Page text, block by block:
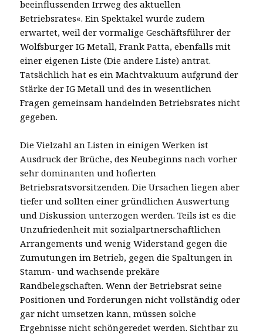
beeinflussenden Irrweg des aktuellen
Betriebsrates«. Ein Spektakel wurde zudem
erwartet, weil der vormalige Geschäftsführer der
Wolfsburger IG Metall, Frank Patta, ebenfalls mit
einer eigenen Liste (Die andere Liste) antrat.
Tatsächlich hat es ein Machtvakuum aufgrund der
Stärke der IG Metall und des in wesentlichen
Fragen gemeinsam handelnden Betriebsrates nicht
gegeben.
Die Vielzahl an Listen in einigen Werken ist
Ausdruck der Brüche, des Neubeginns nach vorher
sehr dominanten und hofierten
Betriebsratsvorsitzenden. Die Ursachen liegen aber
tiefer und sollten einer gründlichen Auswertung
und Diskussion unterzogen werden. Teils ist es die
Unzufriedenheit mit sozialpartnerschaftlichen
Arrangements und wenig Widerstand gegen die
Zumutungen im Betrieb, gegen die Spaltungen in
Stamm- und wachsende prekäre
Randbelegschaften. Wenn der Betriebsrat seine
Positionen und Forderungen nicht vollständig oder
gar nicht umsetzen kann, müssen solche
Ergebnisse nicht schöngeredet werden. Sichtbar zu